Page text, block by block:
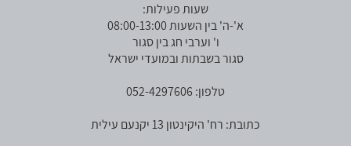
שעות פעילות:
א'-ה' בין השעות 08:00-13:00
ו' וערבי חג בין סגור
סגור בשבתות ובמועדי ישראל
טלפון: 052-4297606
כתובת: רח' היקינטון 13 יקנעם עילית